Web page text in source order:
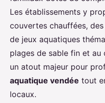
Les établissements y
couvertes chauffées,
de jeux aquatiques
plages de sable fin et
un atout majeur pour
aquatique vendée tout
locaux.